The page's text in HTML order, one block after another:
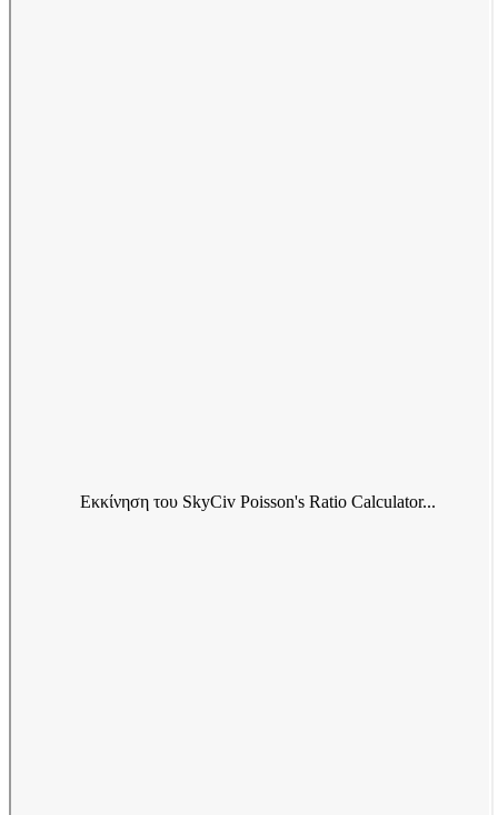
Εκκίνηση του SkyCiv Poisson's Ratio Calculator...